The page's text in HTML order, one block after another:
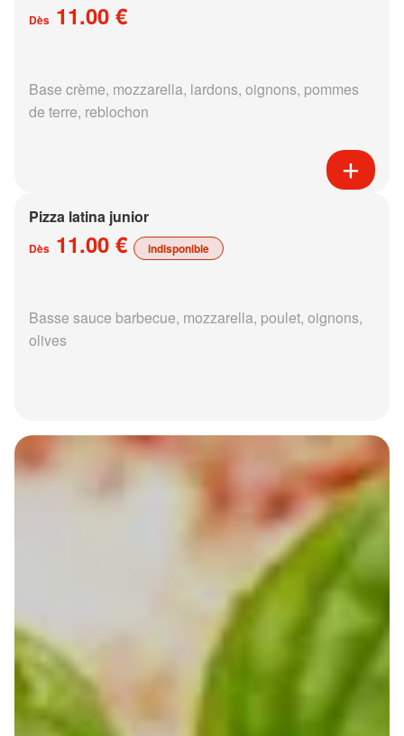
Dès 11.00 €
Base crème, mozzarella, lardons, oignons, pommes
de terre, reblochon
Pizza latina junior
Dès 11.00 € indisponible
Basse sauce barbecue, mozzarella, poulet, oignons,
olives